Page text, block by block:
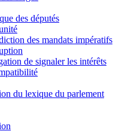
des députés
des mandats impératifs
de signaler les intérêts
du lexique du parlement